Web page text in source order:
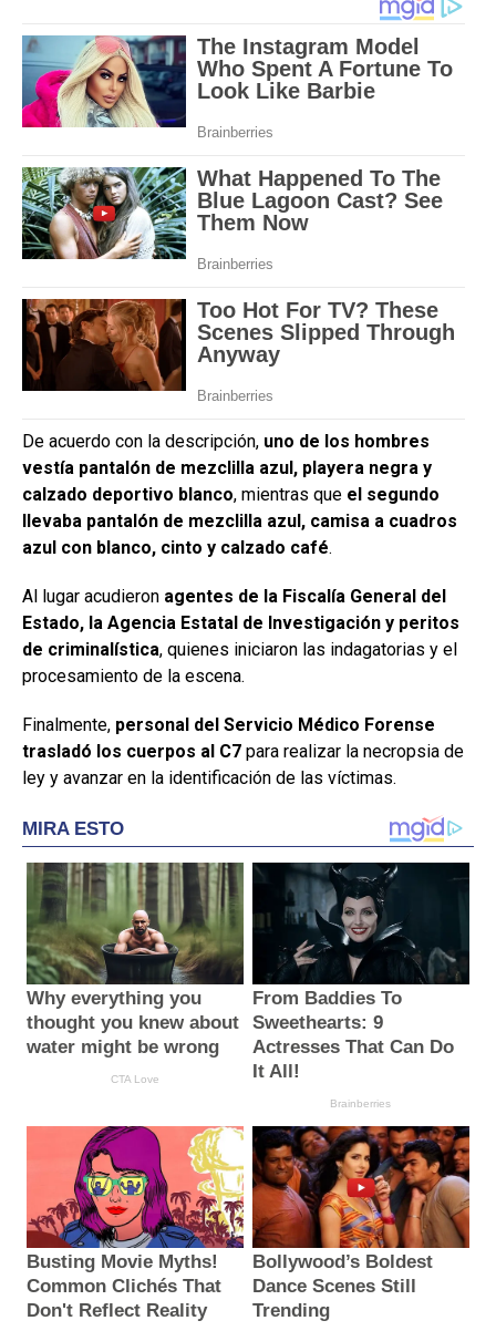
De acuerdo con la descripción, uno de los hombres
vestía pantalón de mezclilla azul, playera negra y
calzado deportivo blanco, mientras que el segundo
llevaba pantalón de mezclilla azul, camisa a cuadros
azul con blanco, cinto y calzado café.
Al lugar acudieron agentes de la Fiscalía General del
Estado, la Agencia Estatal de Investigación y peritos
de criminalística, quienes iniciaron las indagatorias y el
procesamiento de la escena.
Finalmente, personal del Servicio Médico Forense
trasladó los cuerpos al C7 para realizar la necropsia de
ley y avanzar en la identificación de las víctimas.